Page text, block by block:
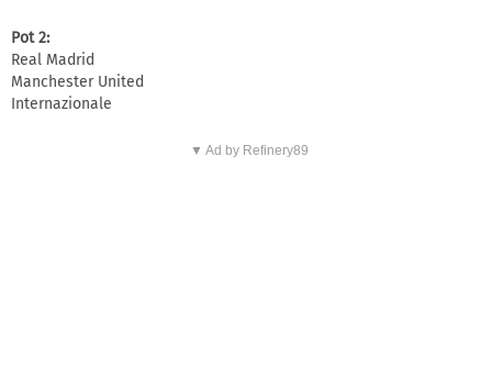
Pot 2:
Real Madrid
Manchester United
Internazionale
▼ Ad by Refinery89